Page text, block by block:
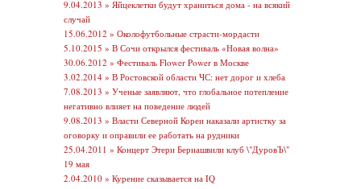
9.04.2013 » Яйцеклетки будут храниться дома - на всякий
случай
15.06.2012 » Околофутбольные страсти-мордасти
5.10.2015 » В Сочи открылся фестиваль «Новая волна»
30.06.2012 » Фестиваль Flower Power в Москве
3.02.2014 » В Ростовской области ЧС: нет дорог и хлеба
7.08.2013 » Ученые заявляют, что глобальное потепление
негативно влияет на поведение людей
9.08.2013 » Власти Северной Кореи наказали артистку за
оговорку и оправили ее работать на рудники
25.04.2011 » Концерт Этери Бериашвили клуб \"ДуровЪ\"
19 мая
2.04.2010 » Курение сказывается на IQ